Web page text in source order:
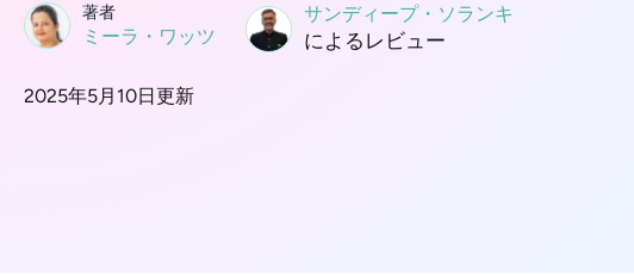
著者
ミーラ・ワッツ
サンディープ・ソランキ
によるレビュー
2025年5月10日更新